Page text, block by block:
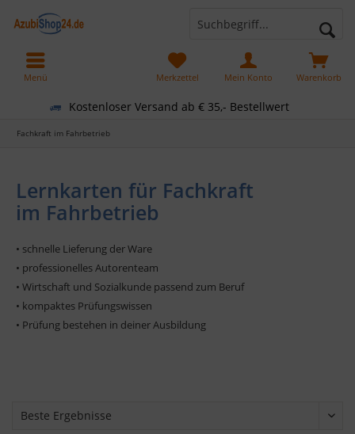
Kostenloser Versand ab € 35,- Bestellwert
Warenkorb
Merkzettel Mein Konto
Menü
Fachkraft im Fahrbetrieb
Lernkarten für Fachkraft
im Fahrbetrieb
• schnelle Lieferung der Ware
• professionelles Autorenteam
• Wirtschaft und Sozialkunde passend zum Beruf
• kompaktes Prüfungswissen
• Prüfung bestehen in deiner Ausbildung